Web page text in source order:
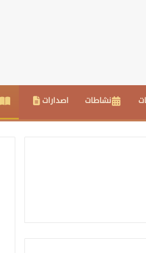
نشاطات اصدارات